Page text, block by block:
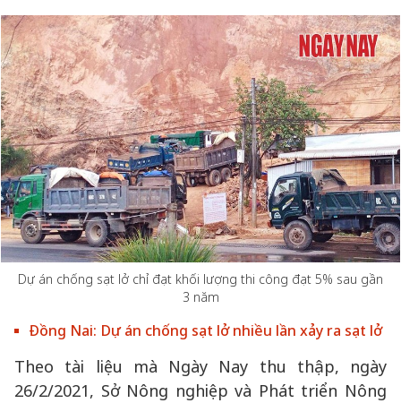
Dự án chống sạt lở chỉ đạt khối lượng thi công đạt 5% sau gần
3 năm
Đồng Nai: Dự án chống sạt lở nhiều lần xảy ra sạt lở
Theo tài liệu mà Ngày Nay thu thập, ngày
26/2/2021, Sở Nông nghiệp và Phát triển Nông